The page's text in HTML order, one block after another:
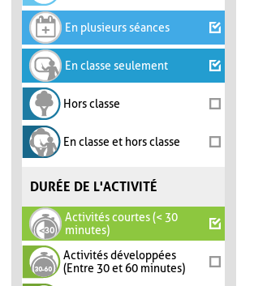
En plusieurs séances
En classe seulement
Hors classe
En classe et hors classe
DURÉE DE L'ACTIVITÉ
Activités courtes (< 30
minutes)
Activités développées
(Entre 30 et 60 minutes)